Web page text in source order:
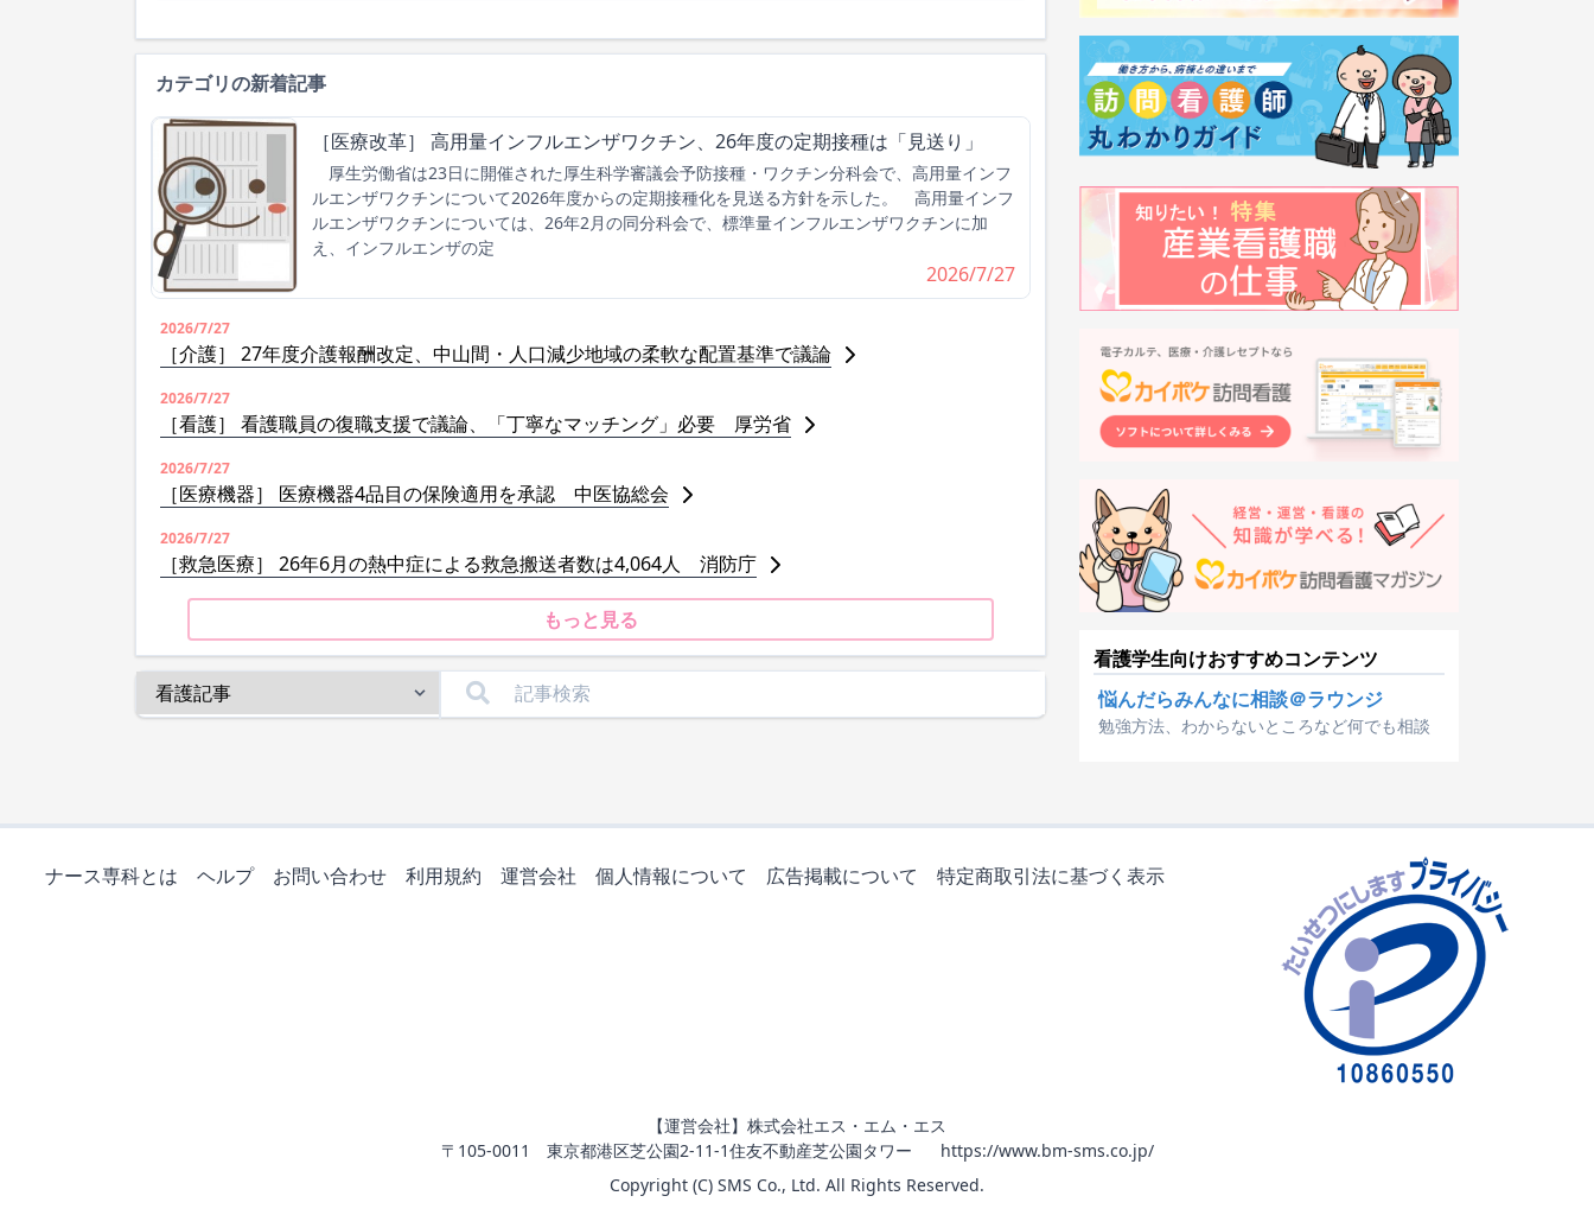
カテゴリの新着記事
［医療改革］ 高用量インフルエンザワクチン、26年度の定期接種は「見送り」
厚生労働省は23日に開催された厚生科学審議会予防接種・ワクチン分科会で、高用量インフ
ルエンザワクチンについて2026年度からの定期接種化を見送る方針を示した。 高用量インフ
ルエンザワクチンについては、26年2月の同分科会で、標準量インフルエンザワクチンに加
え、インフルエンザの定
2026/7/27
2026/7/27
［介護］ 27年度介護報酬改定、中山間・人口減少地域の柔軟な配置基準で議論
2026/7/27
［看護］ 看護職員の復職支援で議論、「丁寧なマッチング」必要 厚労省
2026/7/27
［医療機器］ 医療機器4品目の保険適用を承認 中医協総会
2026/7/27
［救急医療］ 26年6月の熱中症による救急搬送者数は4,064人 消防庁
もっと見る
看護学生向けおすすめコンテンツ
悩んだらみんなに相談＠ラウンジ
勉強方法、わからないところなど何でも相談
ナース専科とは ヘルプ お問い合わせ 利用規約 運営会社 個人情報について 広告掲載について 特定商取引法に基づく表示
【運営会社】株式会社エス・エム・エス
〒105-0011 東京都港区芝公園2-11-1住友不動産芝公園タワー
https://www.bm-sms.co.jp/
Copyright (C) SMS Co., Ltd. All Rights Reserved.